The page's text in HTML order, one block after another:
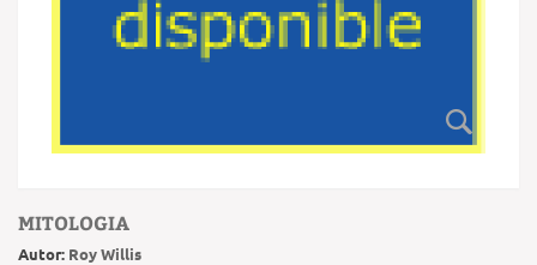
MITOLOGIA
Autor: Roy Willis